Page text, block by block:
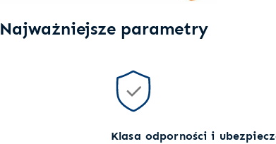
Najważniejsze parametry
Klasa odporności i